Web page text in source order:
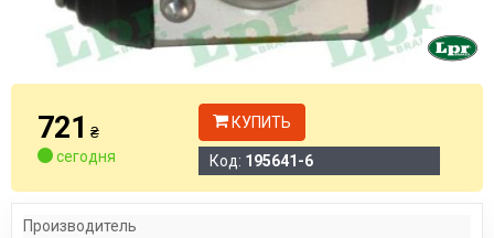
721 ₴
сегодня
КУПИТЬ
Код: 195641-6
Производитель